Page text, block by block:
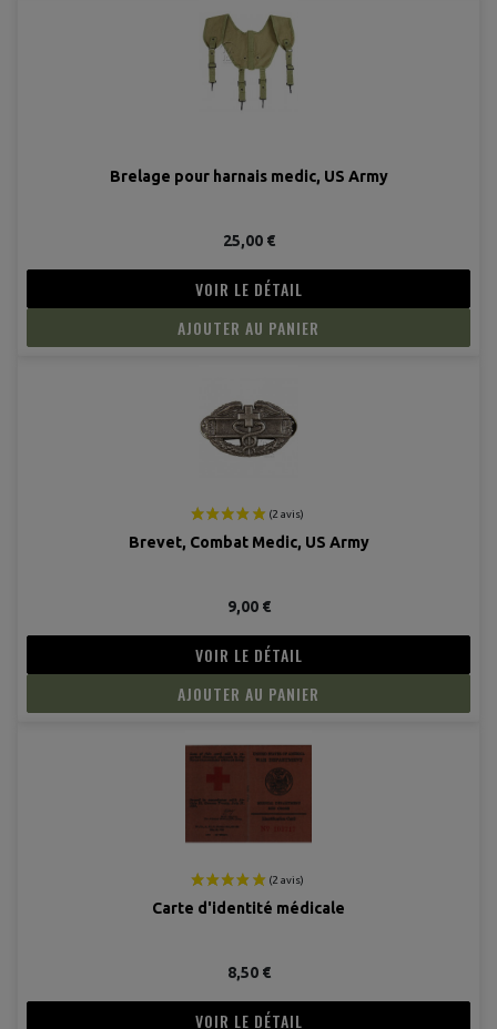
Brelage pour harnais medic, US Army
25,00 €
VOIR LE DÉTAIL
AJOUTER AU PANIER
Brevet, Combat Medic, US Army
9,00 €
VOIR LE DÉTAIL
AJOUTER AU PANIER
Carte d'identité médicale
8,50 €
VOIR LE DÉTAIL